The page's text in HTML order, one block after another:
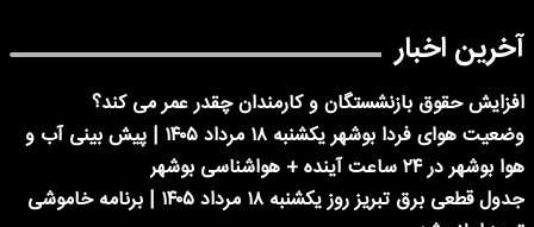
آخرین اخبار
افزایش حقوق بازنشستگان و کارمندان چقدر عمر می کند؟
وضعیت هوای فردا بوشهر یکشنبه ۱۸ مرداد ۱۴۰۵ | پیش بینی آب و
هوا بوشهر در ۲۴ ساعت آینده + هواشناسی بوشهر
جدول قطعی برق تبریز روز یکشنبه ۱۸ مرداد ۱۴۰۵ | برنامه خاموشی